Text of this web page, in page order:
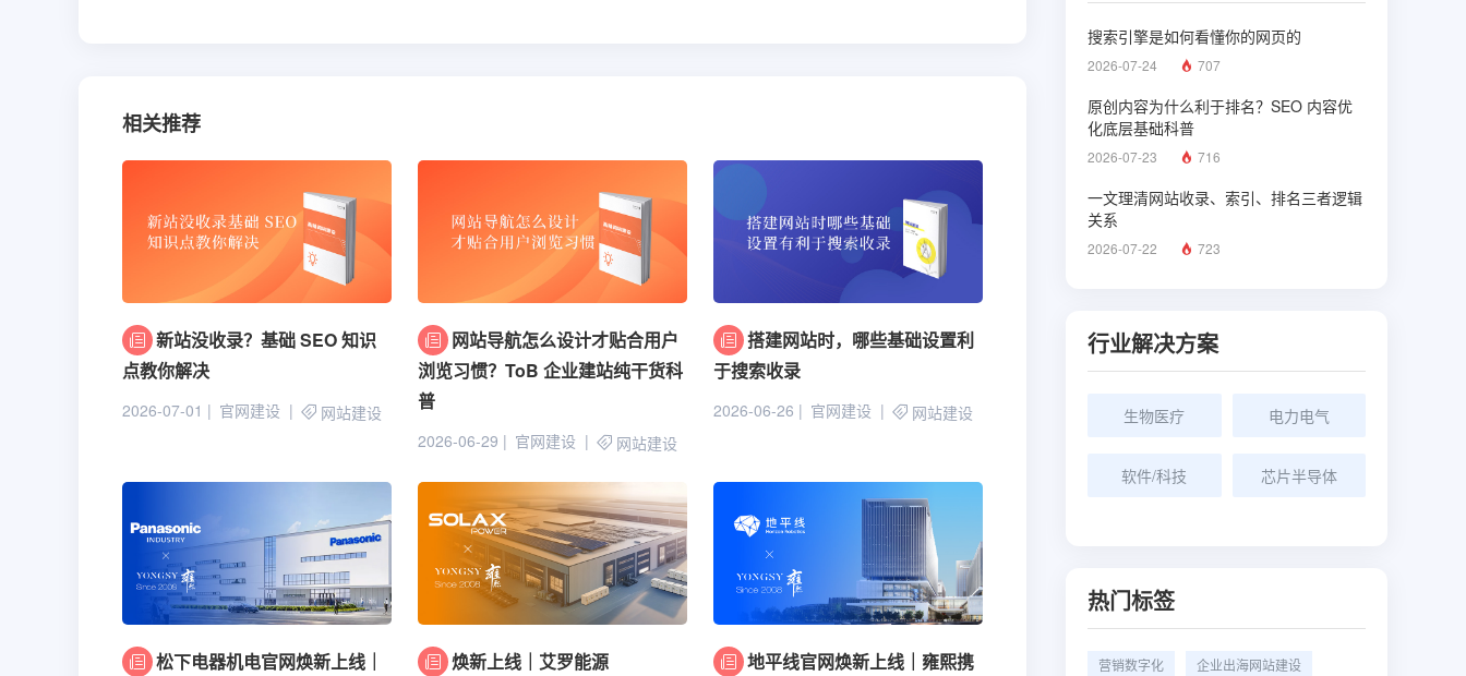
相关推荐
新站没收录？基础 SEO 知识
点教你解决
2026-07-01 官网建设 网站建设
网站导航怎么设计才贴合用户
浏览习惯？ToB 企业建站纯干货科
普
2026-06-29 官网建设 网站建设
搭建网站时，哪些基础设置利
于搜索收录
2026-06-26 官网建设 网站建设
松下电器机电官网焕新上线｜
焕新上线｜艾罗能源
地平线官网焕新上线｜雍熙携
搜索引擎是如何看懂你的网页的
2026-07-24 707
原创内容为什么利于排名？SEO 内容优
化底层基础科普
2026-07-23 716
一文理清网站收录、索引、排名三者逻辑
关系
2026-07-22 723
行业解决方案
生物医疗 电力电气
软件/科技 芯片半导体
热门标签
营销数字化 企业出海网站建设